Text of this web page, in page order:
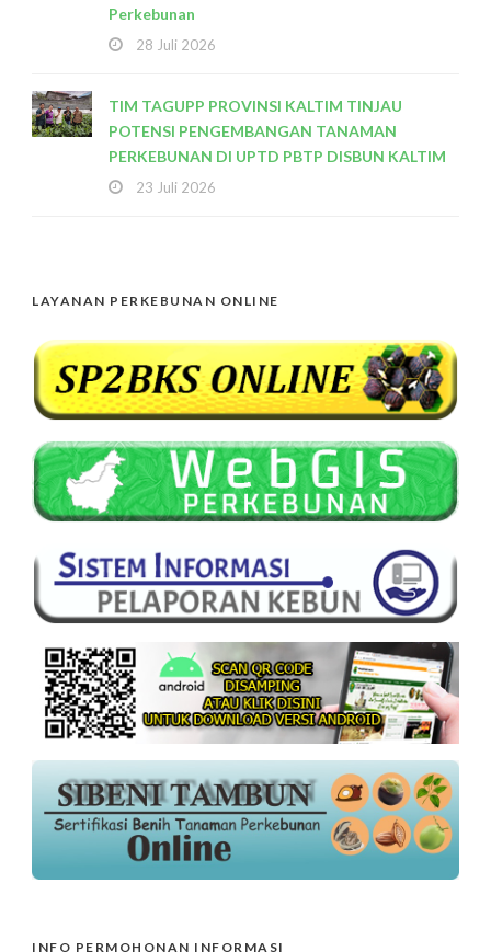
Perkebunan
28 Juli 2026
TIM TAGUPP PROVINSI KALTIM TINJAU
POTENSI PENGEMBANGAN TANAMAN
PERKEBUNAN DI UPTD PBTP DISBUN KALTIM
23 Juli 2026
LAYANAN PERKEBUNAN ONLINE
INFO PERMOHONAN INFORMASI